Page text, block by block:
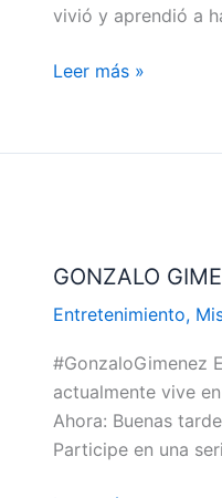
vivió y aprendió a
TODO
CUMPLIR
SUEÑO
Leer más »
GONZALO
Entretenimiento,
#GonzaloGimenez
actualmente vive
Ahora: Buenas
Participe en una
EL
ACTOR
IGUAZU
QUE
TRIUNFA
EN